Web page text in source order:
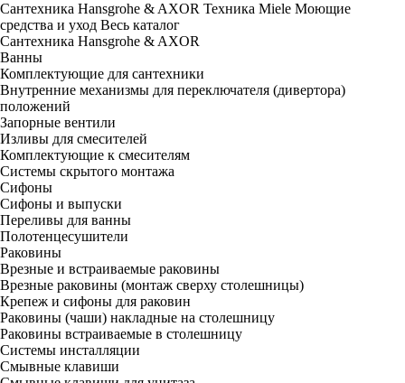
Сантехника Hansgrohe & AXOR Техника Miele Моющие
средства и уход Весь каталог
Сантехника Hansgrohe & AXOR
Ванны
Комплектующие для сантехники
Внутренние механизмы для переключателя (дивертора)
положений
Запорные вентили
Изливы для смесителей
Комплектующие к смесителям
Системы скрытого монтажа
Сифоны
Сифоны и выпуски
Переливы для ванны
Полотенцесушители
Раковины
Врезные и встраиваемые раковины
Врезные раковины (монтаж сверху столешницы)
Крепеж и сифоны для раковин
Раковины (чаши) накладные на столешницу
Раковины встраиваемые в столешницу
Системы инсталляции
Смывные клавиши